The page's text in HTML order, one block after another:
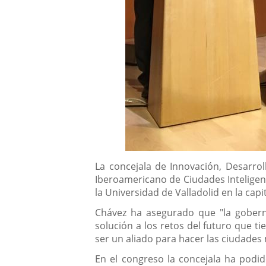
Descripción
La concejala de Innovación,
Iberoamericano de Ciudades
la Universidad de Valladolid en la
Chávez ha asegurado que "la
solución a los retos del futuro que
ser un aliado para hacer las
En el congreso la concejala ha